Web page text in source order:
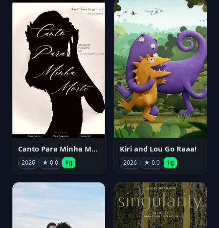
Canto Para Minha Morte
2026 ★ 0.0 1g
Kiri and Lou Go Raaa!
2026 ★ 0.0 1g